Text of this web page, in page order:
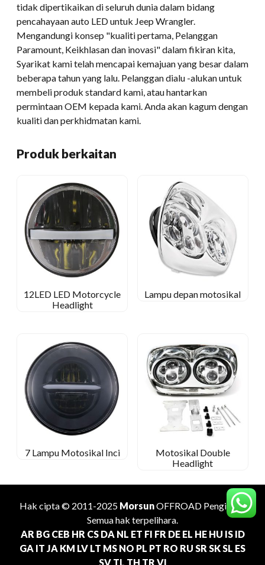
tidak dipertikaikan di seluruh dunia dalam bidang
pencahayaan auto LED untuk Jeep Wrangler.
Mengandungi konsep "kualiti pertama, Pelanggan
Paramount, Keikhlasan dan inovasi" dalam fikiran kita,
Syarikat kami telah mencapai kemajuan yang besar dalam
beberapa tahun yang lalu. Pelanggan dialu -alukan untuk
membeli produk standard kami, atau hantarkan
permintaan OEM kepada kami. Anda akan kagum dengan
kualiti dan perkhidmatan kami.
Produk berkaitan
12LED LED Motorcycle
Headlight
Lampu depan motosikal
7 Lampu Motosikal Inci
Motosikal Double
Headlight
Hak cipta © 2011-2025 MorsunOFFROAD Pengilang.
Semua hak terpelihara.
AR BG CEB HR CS DA NL ET FI FR DE EL HE HU IS ID
GA IT JA KM LV LT MS NO PL PT RO RU SR SKSL ES
SV TL TH TR VI